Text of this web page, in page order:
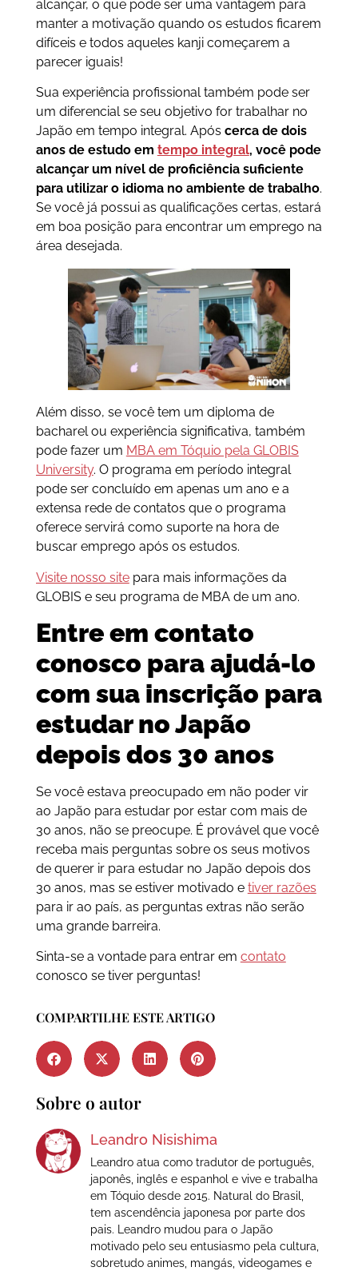
alcançar, o que pode ser uma vantagem para
manter a motivação quando os estudos ficarem
difíceis e todos aqueles kanji começarem a
parecer iguais!
Sua experiência profissional também pode ser
um diferencial se seu objetivo for trabalhar no
Japão em tempo integral. Após cerca de dois
anos de estudo em tempo integral, você pode
alcançar um nível de proficiência suficiente
para utilizar o idioma no ambiente de trabalho.
Se você já possui as qualificações certas, estará
em boa posição para encontrar um emprego na
área desejada.
Além disso, se você tem um diploma de
bacharel ou experiência significativa, também
pode fazer um MBA em Tóquio pela GLOBIS
University. O programa em período integral
pode ser concluído em apenas um ano e a
extensa rede de contatos que o programa
oferece servirá como suporte na hora de
buscar emprego após os estudos.
Visite nosso sitepara mais informações da
GLOBIS e seu programa de MBA de um ano.
Entre em contato
conosco para ajudá-lo
com sua inscrição para
estudar no Japão
depois dos 30 anos
Se você estava preocupado em não poder vir
ao Japão para estudar por estar com mais de
30 anos, não se preocupe. É provável que você
receba mais perguntas sobre os seus motivos
de querer ir para estudar no Japão depois dos
30 anos, mas se estiver motivado e tiver razões
para ir ao país, as perguntas extras não serão
uma grande barreira.
Sinta-se a vontade para entrar em contato
conosco se tiver perguntas!
COMPARTILHE ESTE ARTIGO
Sobre o autor
Leandro Nisishima
Leandro atua como tradutor de português,
japonês, inglês e espanhol e vive e trabalha
em Tóquio desde 2015. Natural do Brasil,
tem ascendência japonesa por parte dos
pais. Leandro mudou para o Japão
motivado pelo seu entusiasmo pela cultura,
sobretudo animes, mangás, videogames e